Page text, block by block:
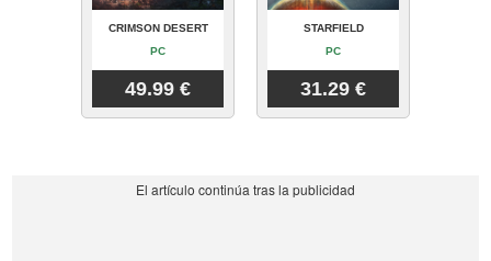
CRIMSON DESERT
PC
49.99 €
STARFIELD
PC
31.29 €